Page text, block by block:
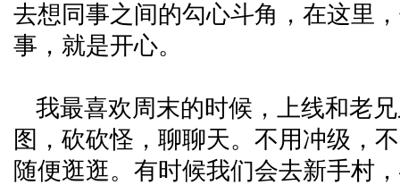
去想同事之间的勾心斗角，在这里
事，就是开心。
我最喜欢周末的时候，上线和老
图，砍砍怪，聊聊天。不用冲级，
随便逛逛。有时候我们会去新手村